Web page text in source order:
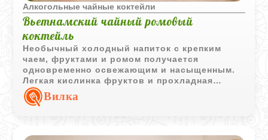
Алкогольные чайные коктейли
Вьетнамский чайный ромовый
коктейль
Необычный холодный напиток с крепким
чаем, фруктами и ромом получается
одновременно освежающим и насыщенным.
Легкая кислинка фруктов и прохладная
подача делают его особенно приятным в
жаркую погоду.
Вилка